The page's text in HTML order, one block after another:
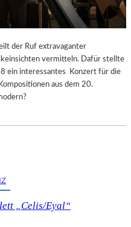
der Ruf extravaganter
vermitteln. Dafür stellte
ein interessantes Konzert für die
aus dem 20.
„Celis/Eyal“